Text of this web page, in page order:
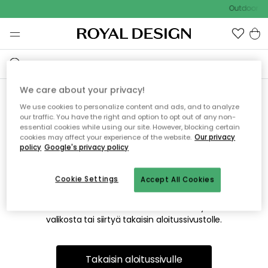
Outdoor
Emme valitettavasti löydä
etsimääsi sivua
Tämä voi johtua siitä, että sivua ei enää ole tai siitä, että se
on siirretty muualle. Pahoittelemme tästä mahdollisesti
valikosta tai siirtyä takaisin aloitussivustolle.
Takaisin aloitussivulle
We care about your privacy!
We use cookies to personalize content and ads, and to analyze
our traffic. You have the right and option to opt out of any non-
essential cookies while using our site. However, blocking certain
cookies may affect your experience of the website. Our privacy
policy Google's privacy policy
Accept All Cookies
Cookie Settings